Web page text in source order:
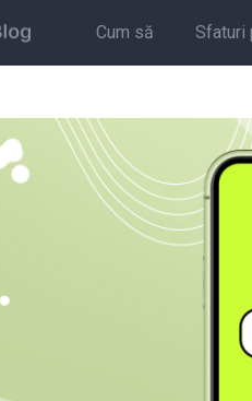
Cum să Sfaturi